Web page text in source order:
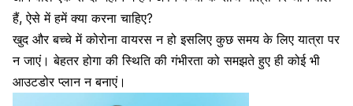
हैं, ऐसे में हमें क्या करना चाहिए?
खुद और बच्चे में कोरोना वायरस न हो इसलिए कुछ समय के लिए यात्रा पर
न जाएं। बेहतर होगा की स्थिति की गंभीरता को समझते हुए ही कोई भी
आउटडोर प्लान न बनाएं।